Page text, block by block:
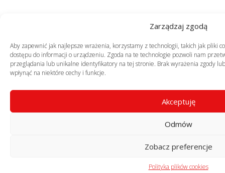
Zarządzaj zgodą
Aby zapewnić jak najlepsze wrażenia, korzystamy z technologii, takich jak pliki
dostępu do informacji o urządzeniu. Zgoda na te technologie pozwoli nam
przeglądania lub unikalne identyfikatory na tej stronie. Brak wyrażenia zgody
wpłynąć na niektóre cechy i funkcje.
Akceptuję
Odmów
Zobacz preferencje
Polityka plików cookies